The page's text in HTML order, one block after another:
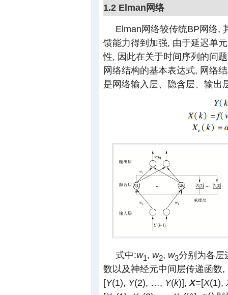
1.2 Elman网络
Elman网络较传统BP网络,
馈能力得到加强, 由于延迟单
性, 因此在关于时间序列的问
网络结构的基本表达式, 网络
是网络输入层、隐含层、输出
式中:w1, w2, w3分别为各
数以及神经元中间层传递函
[Y(1), Y(2), …, Y(k)], X=[X(1),